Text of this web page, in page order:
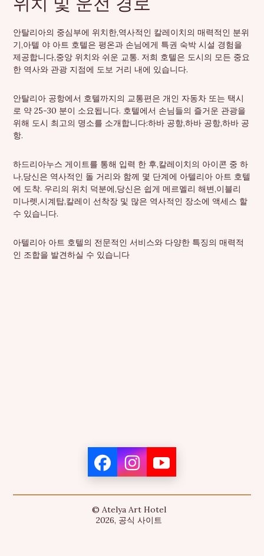
안탈리아의 중심부에 위치한,역사적인 칼레이치의 매력적인 분위
기,아텔 야 아트 호텔은 평온과 손님에게 특권 숙박 시설 경험을
제공합니다,중앙 위치와 쉬운 교통. 저희 호텔은 도시의 모든 중요
한 역사와 관광 지점에 도보 거리 내에 있습니다.
안탈리아 공항에서 호텔까지의 교통편은 개인 자동차 또는 택시
로 약 25-30 분이 소요됩니다. 호텔에서 손님들의 즐거운 관광을
위해 도시 최고의 명소를 소개합니다:하바 공항,하바 공항,하바 공
항.
하드리아누스 게이트를 통해 입력 한 후,칼레이치의 아이콘 중 하
나,당신은 역사적인 돌 거리와 함께 몇 단계에 아텔리아 아트 호텔
에 도착. 우리의 위치 덕분에,당신은 쉽게 메르멜리 해변,이블리
미나렛,시계탑,칼레이 선착장 및 많은 역사적인 장소에 액세스 할
수 있습니다.
아텔리아 아트 호텔의 전문적인 서비스와 다양한 특징의 매력적
인 조합을 발견하실 수 있습니다
© Atelya Art Hotel
2026, 공식 사이트